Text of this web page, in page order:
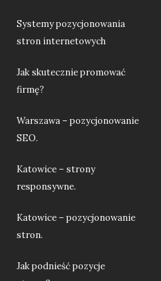
Systemy pozycjonowania
stron internetowych
Jak skutecznie promować
firmę?
Warszawa – pozycjonowanie
SEO.
Katowice – strony
responsywne.
Katowice – pozycjonowanie
stron.
Jak podnieść pozycje